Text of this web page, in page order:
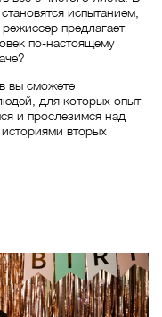
испытанием,
предлагает
по‑настоящему
вы сможете
для которых опыт
и прослезимся над
вторых